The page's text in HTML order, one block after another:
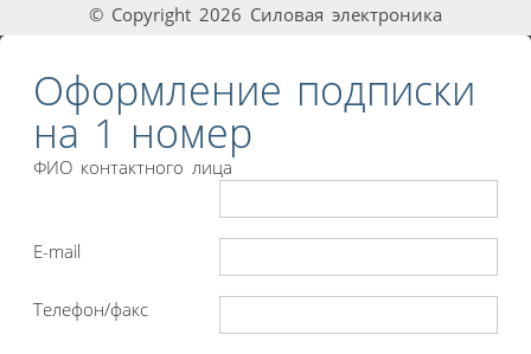
© Copyright 2026 Силовая электроника
Оформление подписки
на 1 номер
ФИО контактного лица
E-mail
Телефон/факс